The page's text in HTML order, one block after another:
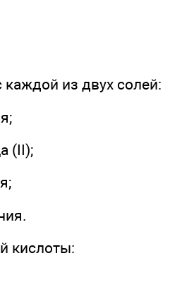
каждой из двух солей:
(II);
кислоты: